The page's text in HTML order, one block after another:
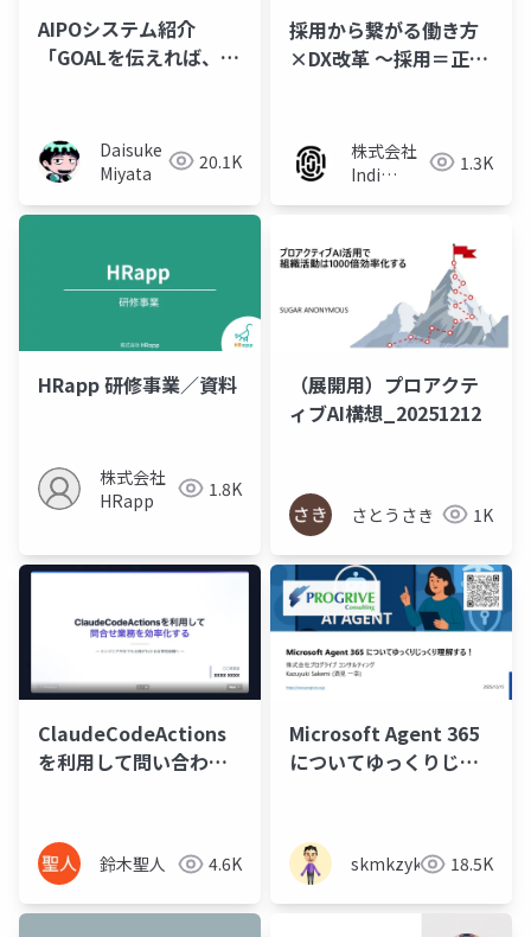
AIPOシステム紹介
「GOALを伝えれば、AI
Daisuke
Miyata
20.1K
採用から繋がる働き方
×DX改革 〜採用＝正社
性～
株式会社
Indi
1.3K
HRapp 研修事業／資料
株式会社
HRapp
1.8K
（展開用）プロアクテ
ィブAI構想_20251212
さとうさき 1K
ClaudeCodeActions
を利用して問い合わせ
鈴木聖人 4.6K
Microsoft Agent 365
についてゆっくりじっ
skmkzyk 18.5K